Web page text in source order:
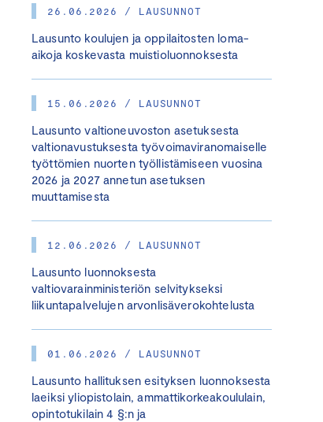
26.06.2026 / LAUSUNNOT
Lausunto koulujen ja oppilaitosten loma-
aikoja koskevasta muistioluonnoksesta
15.06.2026 / LAUSUNNOT
Lausunto valtioneuvoston asetuksesta
valtionavustuksesta työvoimaviranomaiselle
työttömien nuorten työllistämiseen vuosina
2026 ja 2027 annetun asetuksen
muuttamisesta
12.06.2026 / LAUSUNNOT
Lausunto luonnoksesta
valtiovarainministeriön selvitykseksi
liikuntapalvelujen arvonlisäverokohtelusta
01.06.2026 / LAUSUNNOT
Lausunto hallituksen esityksen luonnoksesta
laeiksi yliopistolain, ammattikorkeakoululain,
opintotukilain 4 §:n ja